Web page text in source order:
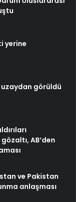
yerine
görüldü
AB’den
ve Pakistan
anlaşması